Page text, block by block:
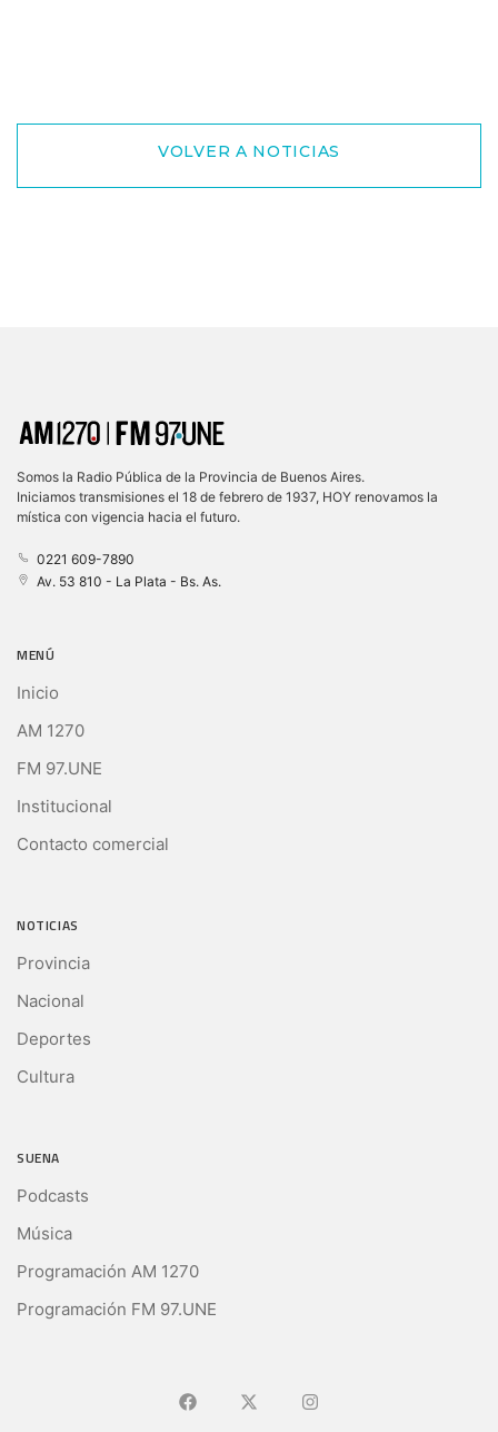
VOLVER A NOTICIAS
Somos la Radio Pública de la Provincia de Buenos Aires.
Iniciamos transmisiones el 18 de febrero de 1937, HOY renovamos la
mística con vigencia hacia el futuro.
0221 609-7890
Av. 53 810 - La Plata - Bs. As.
MENÚ
Inicio
AM 1270
FM 97.UNE
Institucional
Contacto comercial
NOTICIAS
Provincia
Nacional
Deportes
Cultura
SUENA
Podcasts
Música
Programación AM 1270
Programación FM 97.UNE
Ir a FacebookIr a X (Ex-Twitter)
Ir a